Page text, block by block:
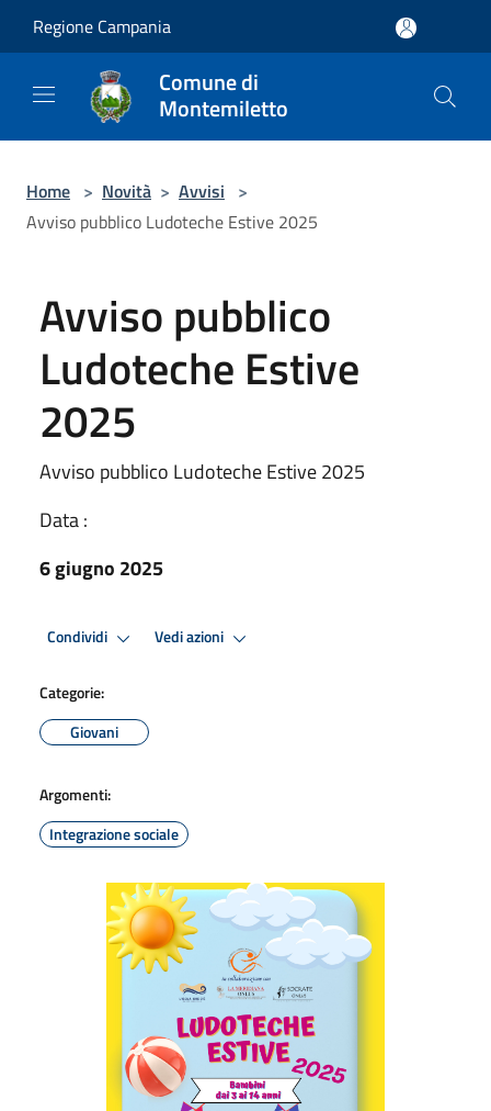
Regione Campania
Comune di
Montemiletto
Home > Novità > Avvisi >
Avviso pubblico Ludoteche Estive 2025
Avviso pubblico
Ludoteche Estive
2025
Avviso pubblico Ludoteche Estive 2025
Data :
6 giugno 2025
Condividi Vedi azioni
Categorie:
Giovani
Argomenti:
Integrazione sociale